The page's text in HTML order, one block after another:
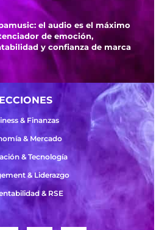
el audio es el máximo
de emoción,
y confianza de marca
& Finanzas
& Mercado
& Tecnología
& Liderazgo
& RSE